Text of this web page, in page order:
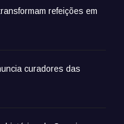
refeições em
curadores das